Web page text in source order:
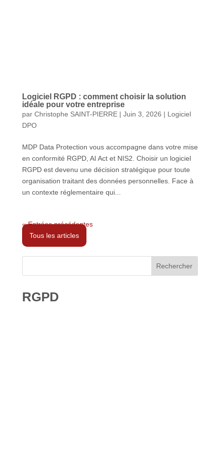
Logiciel RGPD : comment choisir la solution
idéale pour votre entreprise
par Christophe SAINT-PIERRE| Juin 3, 2026 | Logiciel
DPO
MDP Data Protection vous accompagne dans votre mise
en conformité RGPD, AI Act et NIS2. Choisir un logiciel
RGPD est devenu une décision stratégique pour toute
organisation traitant des données personnelles. Face à
un contexte réglementaire qui...
« Entrées précédentes
Tous les articles
Rechercher
RGPD